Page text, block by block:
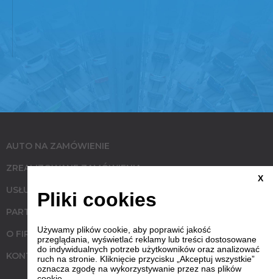
AUTO NA ZAMÓWIENIE
ZREALIZOWANE ZAMÓWIENIA
USŁUGI
PARTNERZY
O FIRMIE
KONTAKT
X
Pliki cookies
Używamy plików cookie, aby poprawić jakość
przeglądania, wyświetlać reklamy lub treści dostosowane
do indywidualnych potrzeb użytkowników oraz analizować
ruch na stronie. Kliknięcie przycisku „Akceptuj wszystkie”
oznacza zgodę na wykorzystywanie przez nas plików